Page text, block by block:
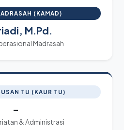
(KAMAD)
M.Pd.
Madrasah
TU (KAUR TU)
-
& Administrasi